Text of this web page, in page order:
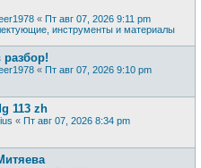
« Пт авг 07, 2026 9:11 pm
инструменты и материалы
разбор!
« Пт авг 07, 2026 9:10 pm
113 zh
« Пт авг 07, 2026 8:34 pm